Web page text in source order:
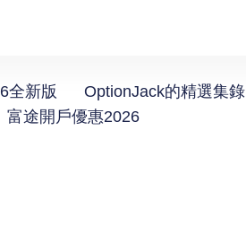
全新版 OptionJack的精選集錄
富途開戶優惠2026